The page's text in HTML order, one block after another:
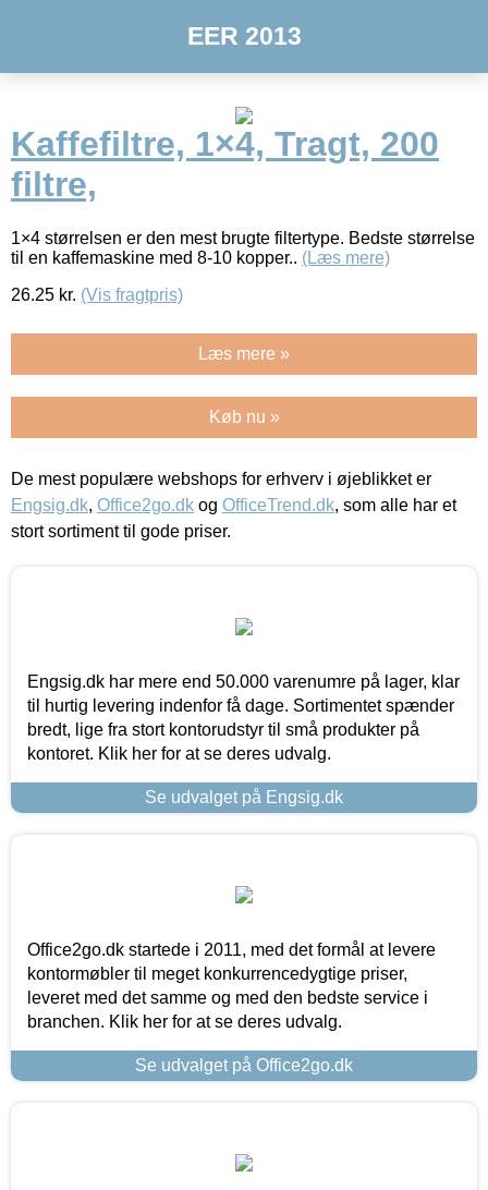
EER 2013
Kaffefiltre, 1×4, Tragt, 200
filtre,
1×4 størrelsen er den mest brugte filtertype. Bedste størrelse
til en kaffemaskine med 8-10 kopper.. (Læs mere)
26.25 kr. (Vis fragtpris)
Læs mere »
Køb nu »
De mest populære webshops for erhverv i øjeblikket er
Engsig.dk, Office2go.dk og OfficeTrend.dk, som alle har et
stort sortiment til gode priser.
Engsig.dk har mere end 50.000 varenumre på lager, klar
til hurtig levering indenfor få dage. Sortimentet spænder
bredt, lige fra stort kontorudstyr til små produkter på
kontoret. Klik her for at se deres udvalg.
Se udvalget på Engsig.dk
Office2go.dk startede i 2011, med det formål at levere
kontormøbler til meget konkurrencedygtige priser,
leveret med det samme og med den bedste service i
branchen. Klik her for at se deres udvalg.
Se udvalget på Office2go.dk